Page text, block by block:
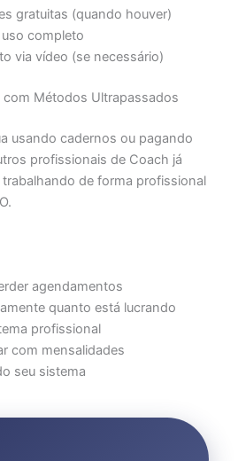
gratuitas (quando houver)
completo
via vídeo (se necessário)
com Métodos Ultrapassados
usando cadernos ou pagando
profissionais de Coach já
de forma profissional
agendamentos
quanto está lucrando
profissional
com mensalidades
seu sistema